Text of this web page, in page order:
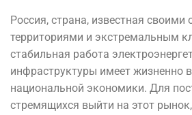
Россия, страна, известная
территориями и экстремальным
стабильная работа
инфраструктуры имеет жизненно
национальной экономики. Для
стремящихся выйти на этот